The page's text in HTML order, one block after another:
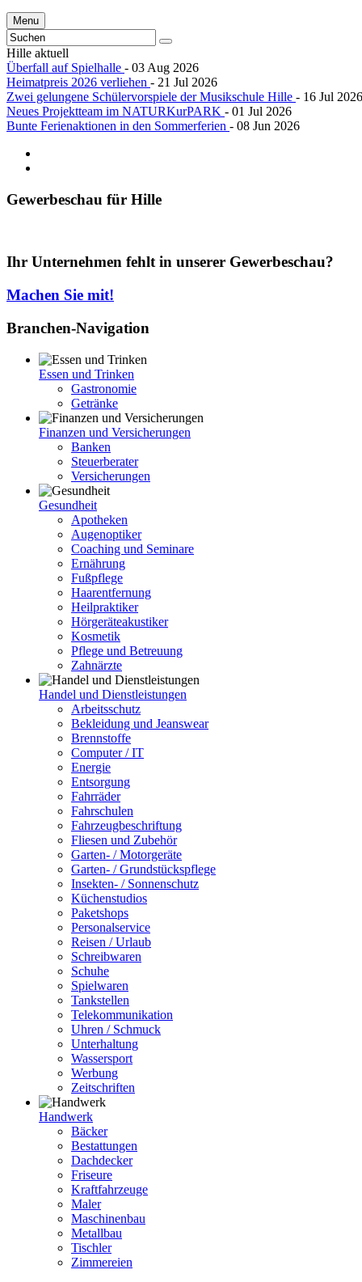
Menu
Hille aktuell
Überfall auf Spielhalle - 03 Aug 2026
Heimatpreis 2026 verliehen - 21 Jul 2026
Zwei gelungene Schülervorspiele der Musikschule Hille - 16 Jul 2026
Neues Projektteam im NATURKurPARK - 01 Jul 2026
Bunte Ferienaktionen in den Sommerferien - 08 Jun 2026
Gewerbeschau für Hille
Ihr Unternehmen fehlt in unserer Gewerbeschau?
Machen Sie mit!
Branchen-Navigation
Essen und Trinken
Gastronomie
Getränke
Finanzen und Versicherungen
Banken
Steuerberater
Versicherungen
Gesundheit
Apotheken
Augenoptiker
Coaching und Seminare
Ernährung
Fußpflege
Haarentfernung
Heilpraktiker
Hörgeräteakustiker
Kosmetik
Pflege und Betreuung
Zahnärzte
Handel und Dienstleistungen
Arbeitsschutz
Bekleidung und Jeanswear
Brennstoffe
Computer / IT
Energie
Entsorgung
Fahrräder
Fahrschulen
Fahrzeugbeschriftung
Fliesen und Zubehör
Garten- / Motorgeräte
Garten- / Grundstückspflege
Insekten- / Sonnenschutz
Küchenstudios
Paketshops
Personalservice
Reisen / Urlaub
Schreibwaren
Schuhe
Spielwaren
Tankstellen
Telekommunikation
Uhren / Schmuck
Unterhaltung
Wassersport
Werbung
Zeitschriften
Handwerk
Bäcker
Bestattungen
Dachdecker
Friseure
Kraftfahrzeuge
Maler
Maschinenbau
Metallbau
Tischler
Zimmereien